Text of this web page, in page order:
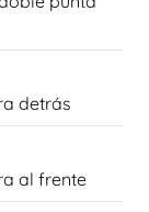
detrás
al frente